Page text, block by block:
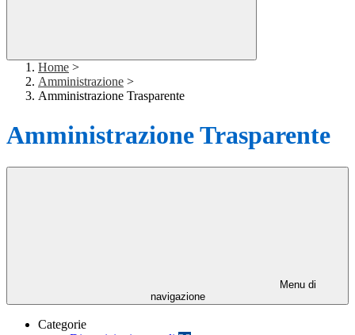
Home >
Amministrazione >
Amministrazione Trasparente
Amministrazione Trasparente
Menu di
navigazione
Categorie